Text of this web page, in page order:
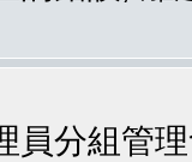
員分組管